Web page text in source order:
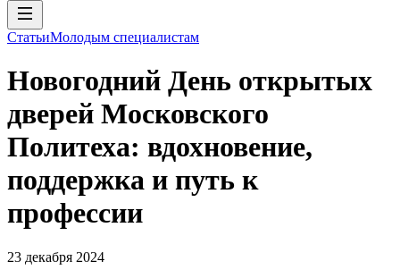
СтатьиМолодым специалистам
Новогодний День открытых
дверей Московского
Политеха: вдохновение,
поддержка и путь к
профессии
23 декабря 2024